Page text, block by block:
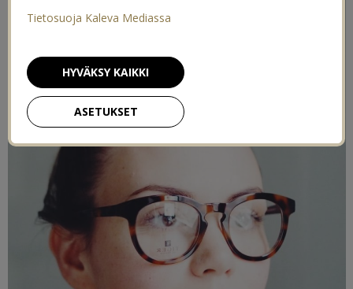
Tietosuoja Kaleva Mediassa
ASETUKSET
HYVÄKSY KAIKKI